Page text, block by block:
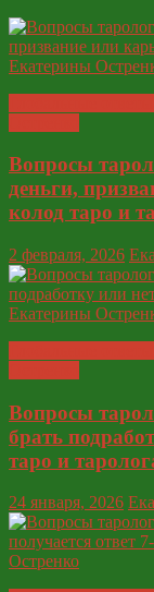
Вопросы
деньги,
колод таро и
2 февраля, 2026
Вопросы
брать
таро и
24 января, 2026